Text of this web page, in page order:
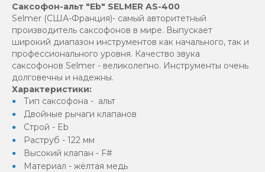
Саксофон-альт "Eb" SELMER AS-400
Selmer (США-Франция)- самый авторитетный
производитель саксофонов в мире. Выпускает
широкий диапазон инструментов как начального, так и
профессионального уровня. Качество звука
саксофонов Selmer - великолепно. Инструменты очень
долговечны и надежны.
Характеристики:
Тип саксофона - альт
Двойные рычаги клапанов
Строй - Eb
Раструб - 122 мм
Высокий клапан - F#
Материал - жёлтая медь